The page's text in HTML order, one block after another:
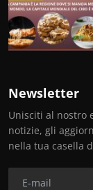
Newsletter
Unisciti al nostro
notizie, gli
nella tua casella